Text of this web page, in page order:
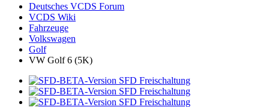
Deutsches VCDS Forum
VCDS Wiki
Fahrzeuge
Volkswagen
Golf
VW Golf 6 (5K)